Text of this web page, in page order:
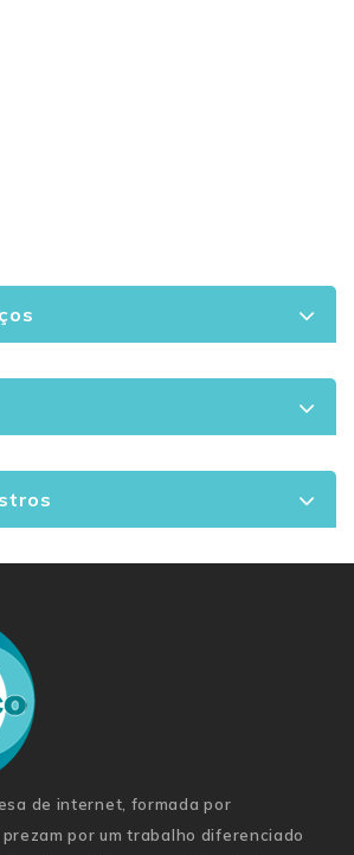
de internet, formada por
por um trabalho diferenciado